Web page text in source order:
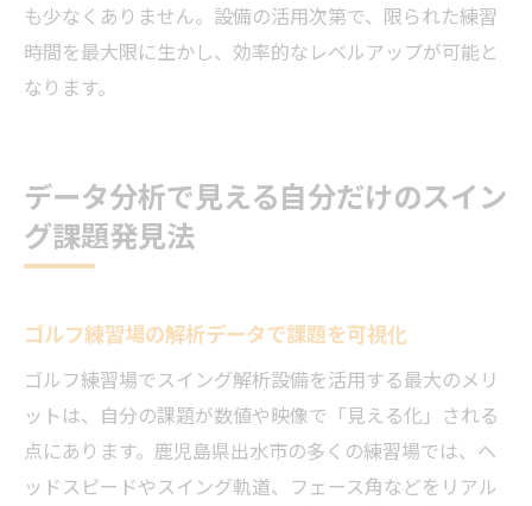
も少なくありません。設備の活用次第で、限られた練習
時間を最大限に生かし、効率的なレベルアップが可能と
なります。
データ分析で見える自分だけのスイン
グ課題発見法
ゴルフ練習場の解析データで課題を可視化
ゴルフ練習場でスイング解析設備を活用する最大のメリ
ットは、自分の課題が数値や映像で「見える化」される
点にあります。鹿児島県出水市の多くの練習場では、ヘ
ッドスピードやスイング軌道、フェース角などをリアル